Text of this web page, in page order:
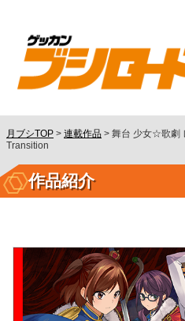
月ブシTOP > 連載作品 > 舞台 少女☆歌劇
Transition
作品紹介